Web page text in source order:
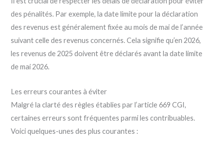
des pénalités. Par exemple, la date limite pour la déclaration
des revenus est généralement fixée au mois de mai de l’année
suivant celle des revenus concernés. Cela signifie qu’en 2026,
les revenus de 2025 doivent être déclarés avant la date limite
de mai 2026.
Les erreurs courantes à éviter
Malgré la clarté des règles établies par l’article 669 CGI,
certaines erreurs sont fréquentes parmi les contribuables.
Voici quelques-unes des plus courantes :